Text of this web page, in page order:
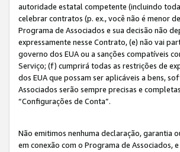
autoridade estatal competente (incluindo
celebrar contratos (p. ex., você não é menor
Programa de Associados e sua decisão não
expressamente nesse Contrato, (e) não vai
governo dos EUA ou a sanções compatíveis
Serviço; (f) cumprirá todas as restrições de
dos EUA que possam ser aplicáveis a bens,
Associados serão sempre precisas e
“Configurações de Conta”.
Não emitimos nenhuma declaração, garantia
em conexão com o Programa de Associados,